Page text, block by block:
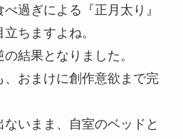
過ぎによる『正月太り』
ちますよね。
結果となりました。
おまけに創作意欲まで完
いまま、自室のベッドと